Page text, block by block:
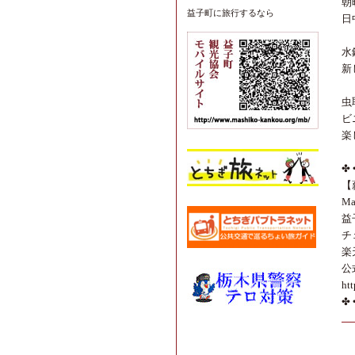
益子町 に旅行するなら
水
新
虫
楽
✤
益
チ
楽
公
✤